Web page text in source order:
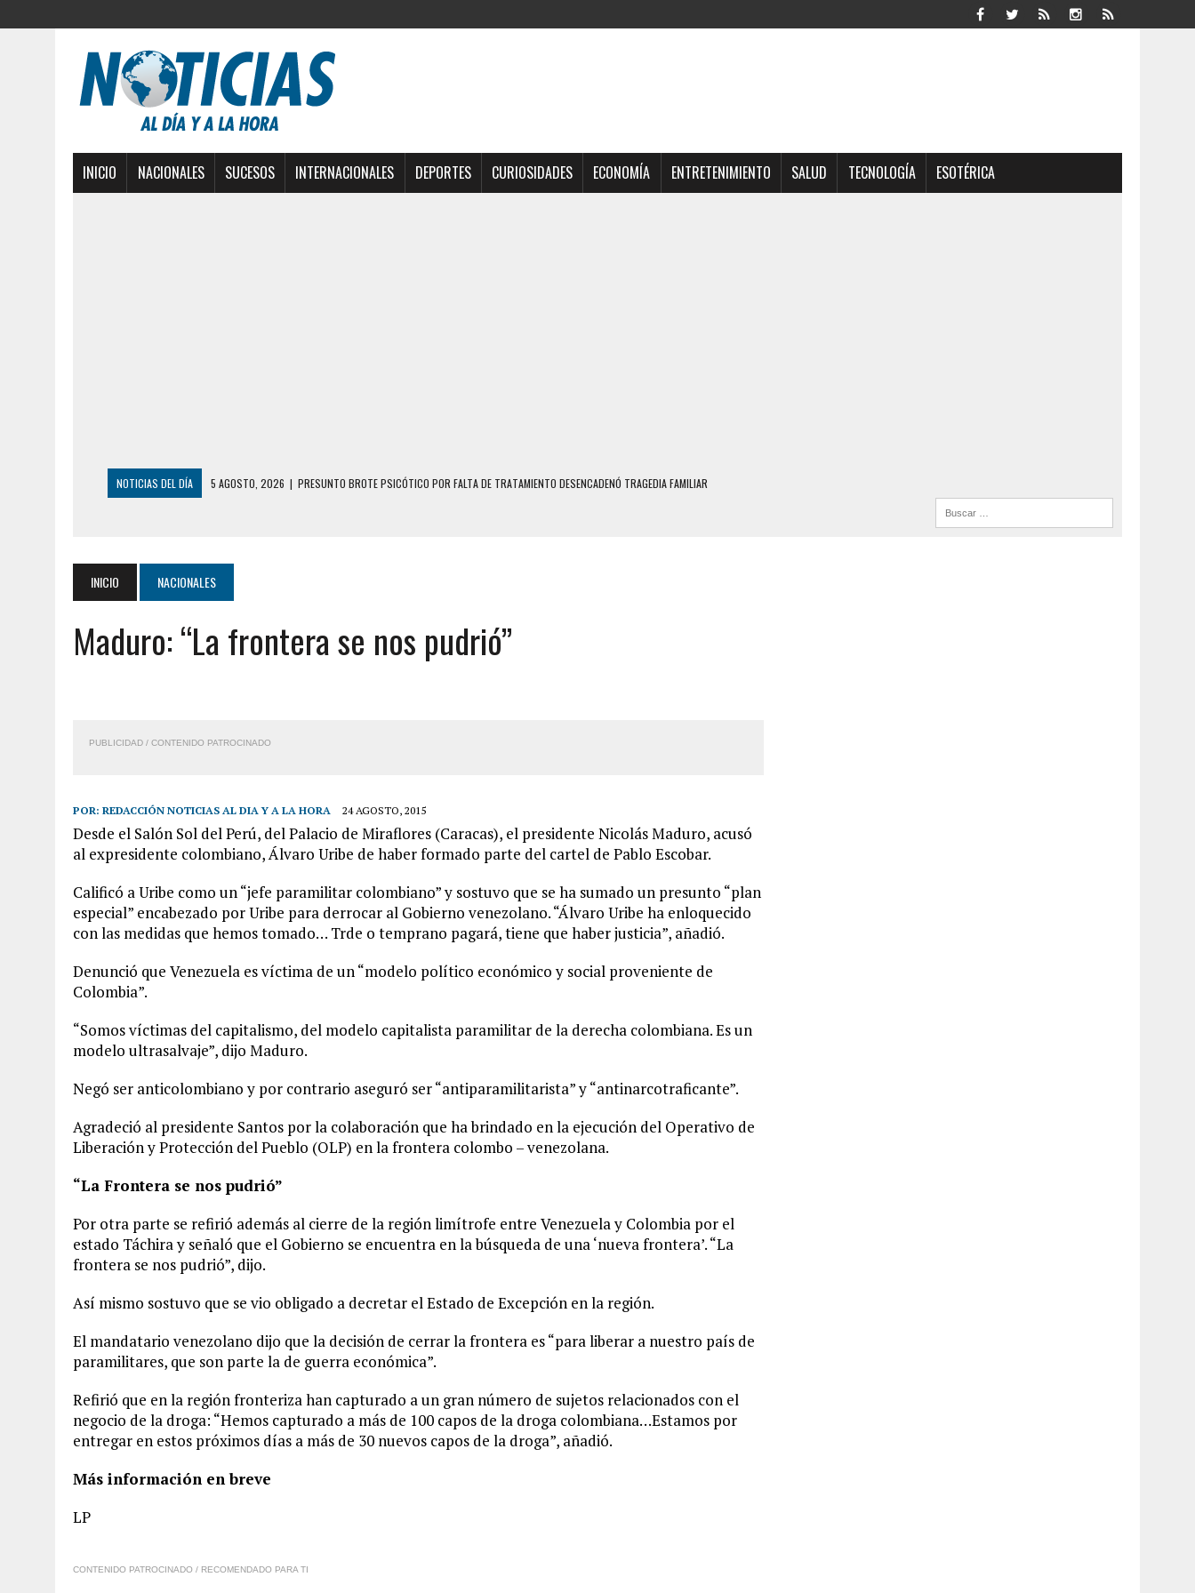
INICIO NACIONALES SUCESOS INTERNACIONALES DEPORTES CURIOSIDADES ECONOMÍA ENTRETENIMIENTO SALUD TECNOLOGÍA ESOTÉRICA
NOTICIAS DEL DÍA 5 AGOSTO, 2026 | HORROR EN BARINAS: UN HOMBRE INDUJO AL SUICIDIO A UNA ADOLESCENTE DE 13 AÑOS TRAS ABUSAR DE ELLA
2 AGOSTO, 2026 | AYUDABA A PERSONAS EN SITUACIÓN DE CALLE Y MURIÓ A MANOS DE VARIOS DE ELLOS EN MATURÍN
2 AGOSTO, 2026 |
COLAPSÓ TECHO DE UNA VIVIENDA EN EL CENTRO DE CARACAS CON MÁS DE 20 PERSONAS ADENTRO
2 AGOSTO, 2026
| FALCÓN: MUJER ATACÓ CON UN CUCHILLO A SUS HIJOS, UNO PERDIÓ LA VIDA
6 AGOSTO, 2026 |
CONMOCIÓN EN COLORADO POR ASESINATO DE UNA ADOLESCENTE VENEZOLANA EN REUNIÓN CON AMIGOS
INICIO NACIONALES
Maduro: “La frontera se nos pudrió”
PUBLICIDAD / CONTENIDO PATROCINADO
POR: REDACCIÓN NOTICIAS AL DIA Y A LA HORA 24 AGOSTO, 2015
Desde el Salón Sol del Perú, del Palacio de Miraflores (Caracas), el presidente Nicolás Maduro, acusó
al expresidente colombiano, Álvaro Uribe de haber formado parte del cartel de Pablo Escobar.
Calificó a Uribe como un “jefe paramilitar colombiano” y sostuvo que se ha sumado un presunto “plan
especial” encabezado por Uribe para derrocar al Gobierno venezolano. “Álvaro Uribe ha enloquecido
con las medidas que hemos tomado… Trde o temprano pagará, tiene que haber justicia”, añadió.
Denunció que Venezuela es víctima de un “modelo político económico y social proveniente de
Colombia”.
“Somos víctimas del capitalismo, del modelo capitalista paramilitar de la derecha colombiana. Es un
modelo ultrasalvaje”, dijo Maduro.
Negó ser anticolombiano y por contrario aseguró ser “antiparamilitarista” y “antinarcotraficante”.
Agradeció al presidente Santos por la colaboración que ha brindado en la ejecución del Operativo de
Liberación y Protección del Pueblo (OLP) en la frontera colombo – venezolana.
“La Frontera se nos pudrió”
Por otra parte se refirió además al cierre de la región limítrofe entre Venezuela y Colombia por el
estado Táchira y señaló que el Gobierno se encuentra en la búsqueda de una ‘nueva frontera’. “La
frontera se nos pudrió”, dijo.
Así mismo sostuvo que se vio obligado a decretar el Estado de Excepción en la región.
El mandatario venezolano dijo que la decisión de cerrar la frontera es “para liberar a nuestro país de
paramilitares, que son parte la de guerra económica”.
Refirió que en la región fronteriza han capturado a un gran número de sujetos relacionados con el
negocio de la droga: “Hemos capturado a más de 100 capos de la droga colombiana…Estamos por
entregar en estos próximos días a más de 30 nuevos capos de la droga”, añadió.
Más información en breve
LP
CONTENIDO PATROCINADO / RECOMENDADO PARA TI